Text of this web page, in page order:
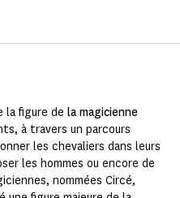
la figure de la magicienne
à travers un parcours
les chevaliers dans leurs
les hommes ou encore de
nommées Circé,